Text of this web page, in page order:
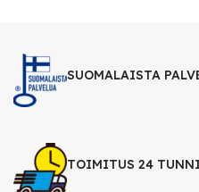
SUOMALAISTA
TOIMITUS 24